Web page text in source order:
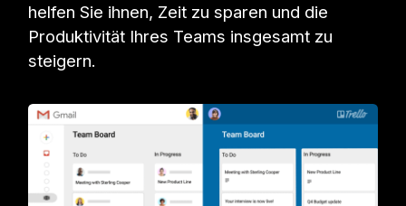
helfen Sie ihnen, Zeit zu sparen und die
Produktivität Ihres Teams insgesamt zu
steigern.